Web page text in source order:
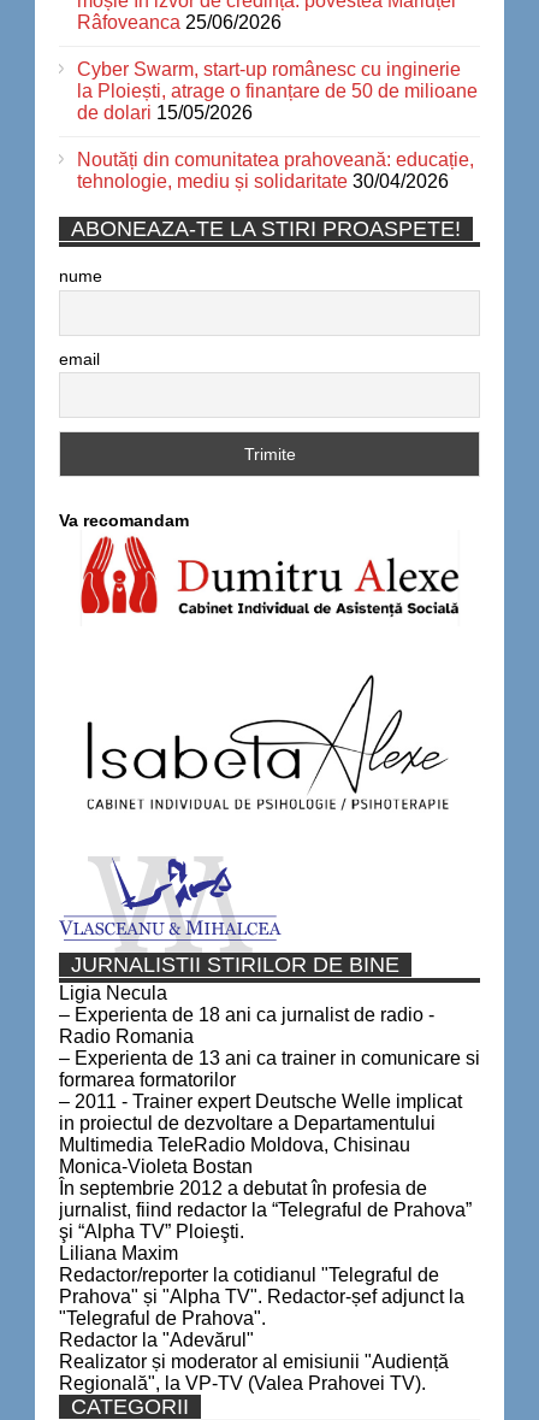
Râfoveanca 25/06/2026
Cyber Swarm, start-up românesc cu inginerie
la Ploiești, atrage o finanțare de 50 de milioane
de dolari 15/05/2026
Noutăți din comunitatea prahoveană: educație,
tehnologie, mediu și solidaritate 30/04/2026
ABONEAZA-TE LA STIRI PROASPETE!
nume
email
Va recomandam
JURNALISTII STIRILOR DE BINE
Ligia Necula
– Experienta de 18 ani ca jurnalist de radio -
Radio Romania
– Experienta de 13 ani ca trainer in comunicare si
formarea formatorilor
– 2011 - Trainer expert Deutsche Welle implicat
in proiectul de dezvoltare a Departamentului
Multimedia TeleRadio Moldova, Chisinau
Monica-Violeta Bostan
În septembrie 2012 a debutat în profesia de
jurnalist, fiind redactor la “Telegraful de Prahova”
şi “Alpha TV” Ploieşti.
Liliana Maxim
Redactor/reporter la cotidianul "Telegraful de
Prahova" și "Alpha TV". Redactor-șef adjunct la
"Telegraful de Prahova".
Redactor la "Adevărul"
Realizator și moderator al emisiunii "Audiență
Regională", la VP-TV (Valea Prahovei TV).
CATEGORII